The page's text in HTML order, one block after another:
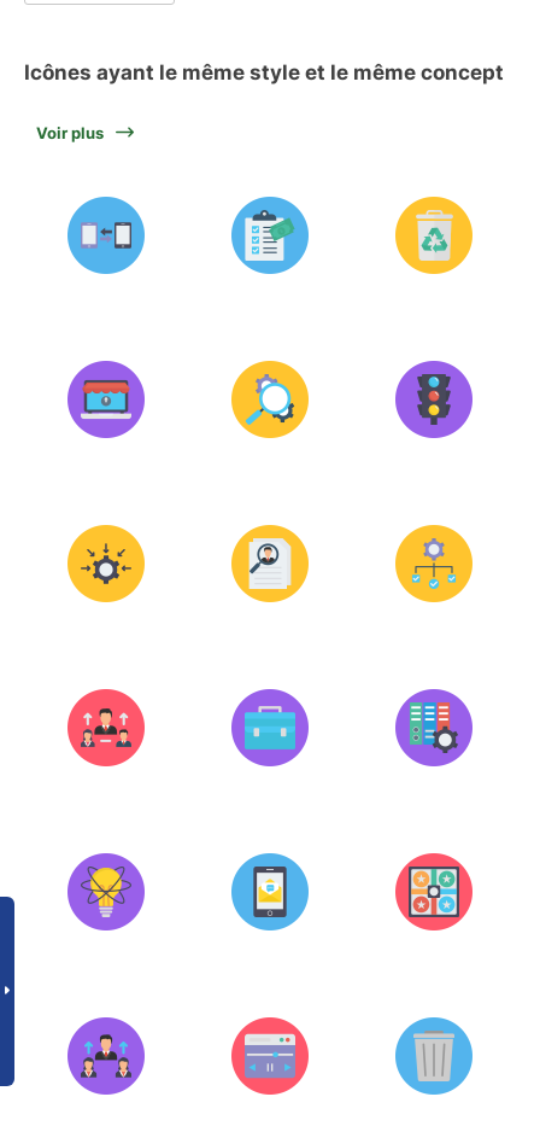
Icônes ayant le même style et le même concept
Voir plus